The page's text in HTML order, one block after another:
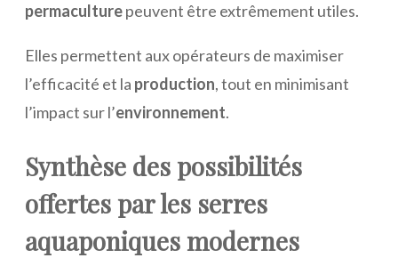
permaculturepeuvent être extrêmement utiles.
Elles permettent aux opérateurs de maximiser
l’efficacité et la production, tout en minimisant
l’impact sur l’environnement.
Synthèse des possibilités
offertes par les serres
aquaponiques modernes